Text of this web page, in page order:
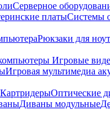
Серверное
платыСистемы
Рюкзаки для
Игровые
Игровая мультимедиа
КартридерыОптические
Диваны модульные